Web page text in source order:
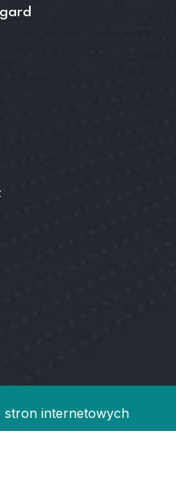
stron internetowych